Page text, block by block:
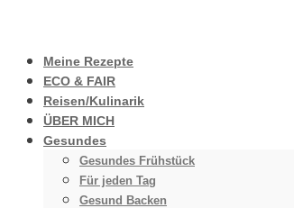
Meine Rezepte
ECO & FAIR
Reisen/Kulinarik
ÜBER MICH
Gesundes
Gesundes Frühstück
Für jeden Tag
Gesund Backen